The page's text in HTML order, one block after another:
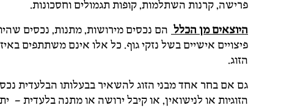
פרישה, קרנות השתלמות, קופות תגמולים וחסכונות.
היוצאים מן הכלל הם נכסים מירושות, מתנות, נכסים שהיו
פיצויים אישיים בשל נזקי גוף. כל אלו אינם משתתפים
הזוג.
גם אם בחר אחד מבני הזוג להשאיר בבעלותו הבלעדית
הזוגיות או לנישואין, או קיבל ירושה או מתנה בלעדית –